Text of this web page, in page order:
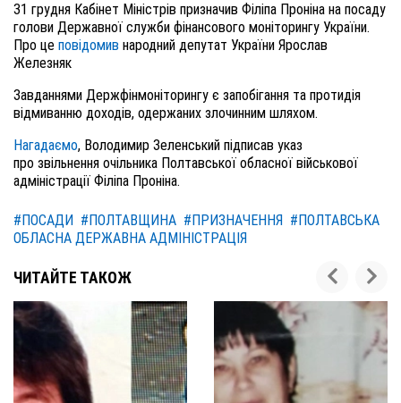
31 грудня Кабінет Міністрів призначив Філіпа Проніна на посаду
голови Державної служби фінансового моніторингу України.
Про це повідомив народний депутат України Ярослав
Железняк
Завданнями Держфінмоніторингу є запобігання та протидія
відмиванню доходів, одержаних злочинним шляхом.
Нагадаємо, Володимир Зеленський підписав указ
про звільнення очільника Полтавської обласної військової
адміністрації Філіпа Проніна.
#ПОСАДИ #ПОЛТАВЩИНА #ПРИЗНАЧЕННЯ #ПОЛТАВСЬКА
ОБЛАСНА ДЕРЖАВНА АДМІНІСТРАЦІЯ
ЧИТАЙТЕ ТАКОЖ